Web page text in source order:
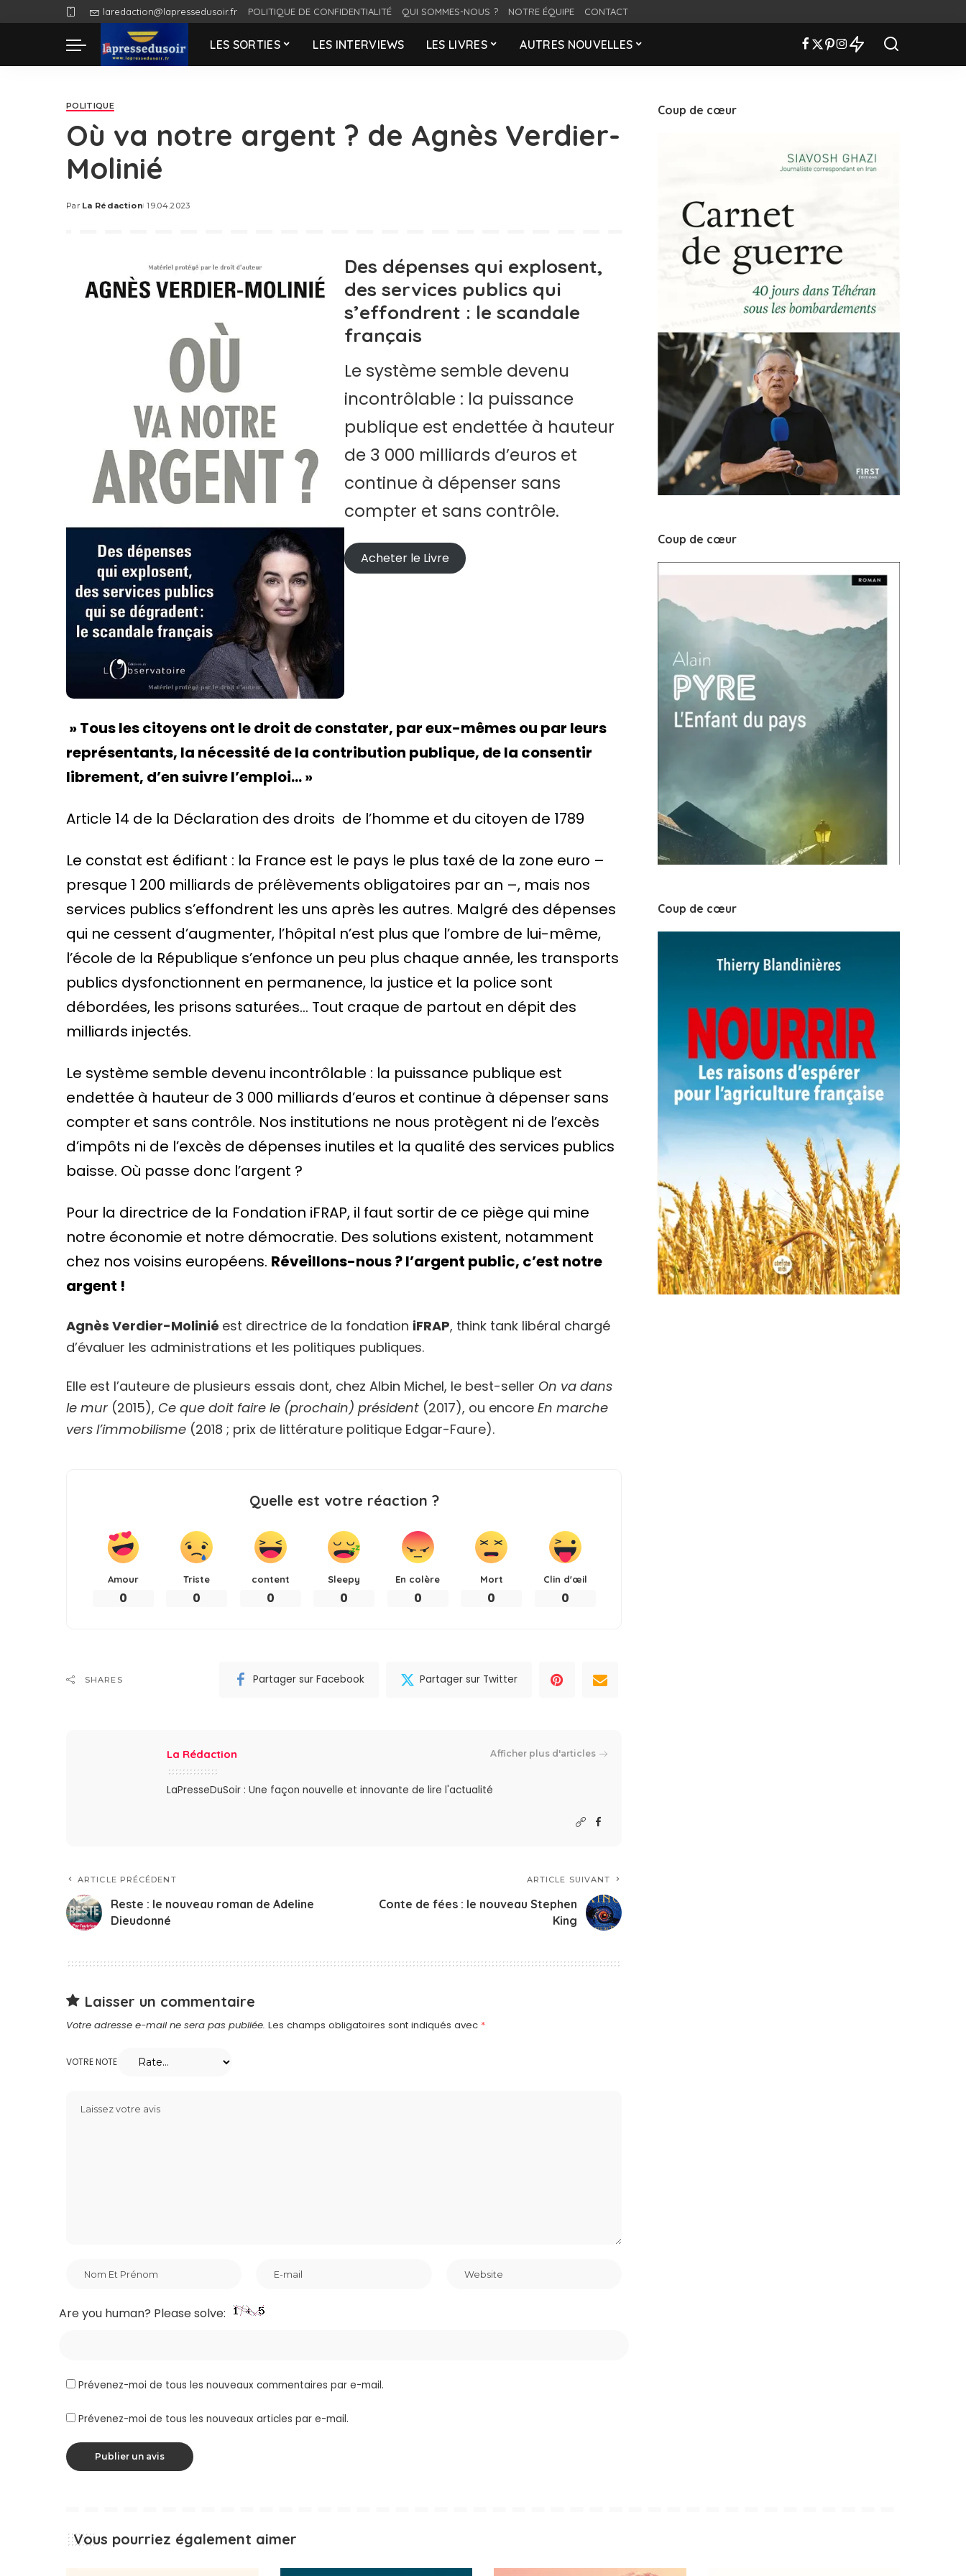
laredaction@lapressedusoir.fr POLITIQUE DE CONFIDENTIALITÉ QUI SOMMES-NOUS ? NOTRE ÉQUIPE CONTACT
LES SORTIES LES INTERVIEWS LES LIVRES AUTRES NOUVELLES
POLITIQUE
Où va notre argent ? de Agnès Verdier-
Molinié
Posted
Par La Rédaction 19.04.2023
Des dépenses qui explosent,
des services publics qui
s’effondrent : le scandale
français
Le système semble devenu
incontrôlable : la puissance
publique est endettée à hauteur
de 3 000 milliards d’euros et
continue à dépenser sans
compter et sans contrôle.
Acheter le Livre
» Tous les citoyens ont le droit de constater, par eux-mêmes ou par leurs
représentants, la nécessité de la contribution publique, de la consentir
librement, d’en suivre l’emploi… »
Article 14 de la Déclaration des droits de l’homme et du citoyen de 1789
Le constat est édifiant : la France est le pays le plus taxé de la zone euro –
presque 1 200 milliards de prélèvements obligatoires par an –, mais nos
services publics s’effondrent les uns après les autres. Malgré des dépenses
qui ne cessent d’augmenter, l’hôpital n’est plus que l’ombre de lui-même,
l’école de la République s’enfonce un peu plus chaque année, les transports
publics dysfonctionnent en permanence, la justice et la police sont
débordées, les prisons saturées… Tout craque de partout en dépit des
milliards injectés.
Le système semble devenu incontrôlable : la puissance publique est
endettée à hauteur de 3 000 milliards d’euros et continue à dépenser sans
compter et sans contrôle. Nos institutions ne nous protègent ni de l’excès
d’impôts ni de l’excès de dépenses inutiles et la qualité des services publics
baisse. Où passe donc l’argent ?
Pour la directrice de la Fondation iFRAP, il faut sortir de ce piège qui mine
notre économie et notre démocratie. Des solutions existent, notamment
chez nos voisins européens. Réveillons-nous ? l’argent public, c’est notre
argent !
Agnès Verdier-Molinié est directrice de la fondation iFRAP, think tank libéral chargé
d’évaluer les administrations et les politiques publiques.
Elle est l’auteure de plusieurs essais dont, chez Albin Michel, le best-seller On va dans
le mur (2015), Ce que doit faire le (prochain) président (2017), ou encore En marche
vers l’immobilisme (2018 ; prix de littérature politique Edgar-Faure).
Quelle est votre réaction ?
Amour
0
Triste
0
content
0
Sleepy
0
En colère
0
Mort
0
Clin d'œil
0
SHARES Partager sur Facebook Partager sur Twitter
La Rédaction Afficher plus d'articles
LaPresseDuSoir : Une façon nouvelle et innovante de lire l'actualité
ARTICLE PRÉCÉDENT
Reste : le nouveau roman de Adeline
Dieudonné
ARTICLE SUIVANT
Conte de fées : le nouveau Stephen
King
Laisser un commentaire
Votre adresse e-mail ne sera pas publiée. Les champs obligatoires sont indiqués avec *
VOTRE NOTE
Are you human? Please solve:
Prévenez-moi de tous les nouveaux commentaires par e-mail.
Prévenez-moi de tous les nouveaux articles par e-mail.
Coup de cœur
Coup de cœur
Coup de cœur
Vous pourriez également aimer